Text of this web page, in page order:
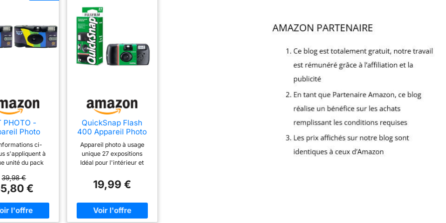
PHOTO -
Photo
Realishot
27 Photos,
pour
Souvenirs
en Main
- Gris (Lot de
2)
ci-
s'appliquent à
unité du pack
Flash avec 27
; parfait pour des
facile de
Flash intégré
39,98 €
€
QuickSnap Flash
400 Appareil Photo
à Usage Unique
Appareil photo à usage
unique 27 expositions
Idéal pour l'intérieur et
Interrupteur flash continu
19,99 €